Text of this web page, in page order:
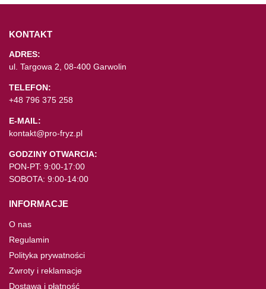
KONTAKT
ADRES:
ul. Targowa 2, 08-400 Garwolin
TELEFON:
+48 796 375 258
E-MAIL:
kontakt@pro-fryz.pl
GODZINY OTWARCIA:
PON-PT: 9:00-17:00
SOBOTA: 9:00-14:00
INFORMACJE
O nas
Regulamin
Polityka prywatności
Zwroty i reklamacje
Dostawa i płatność